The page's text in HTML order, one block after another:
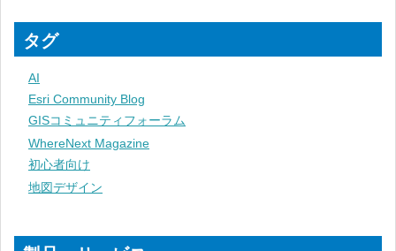
タグ
AI
Esri Community Blog
GISコミュニティフォーラム
WhereNext Magazine
初心者向け
地図デザイン